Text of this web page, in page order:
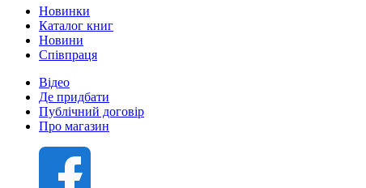
Новинки
Каталог книг
Новини
Співпраця
Відео
Де придбати
Публічний договір
Про магазин